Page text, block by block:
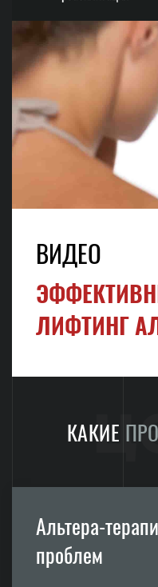
ВИДЕО
ЛИФТИНГ
КАКИЕ
Альтера-
проблем